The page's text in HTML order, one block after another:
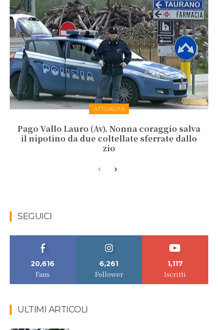
ATTUALITÀ
Pago Vallo Lauro (Av). Nonna coraggio salva
il nipotino da due coltellate sferrate dallo
zio
SEGUICI
20,616
Fans
6,261
Follower
1,117
Iscritti
ULTIMI ARTICOLI